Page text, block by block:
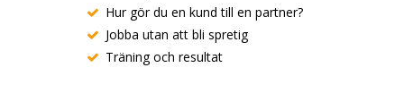
Hur gör du en kund till en partner?
Jobba utan att bli spretig
Träning och resultat